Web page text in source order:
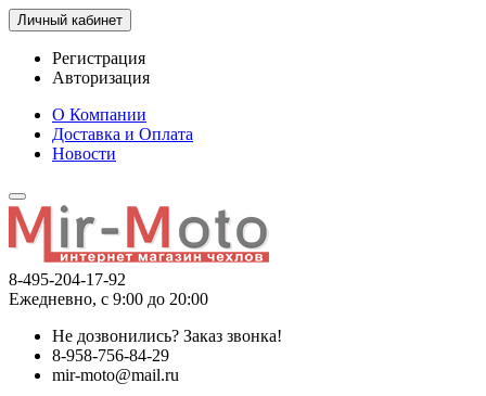
Личный кабинет
Регистрация
Авторизация
О Компании
Доставка и Оплата
Новости
8-495-204-17-92
Ежедневно, с 9:00 до 20:00
Не дозвонились? Заказ звонка!
8-958-756-84-29
mir-moto@mail.ru